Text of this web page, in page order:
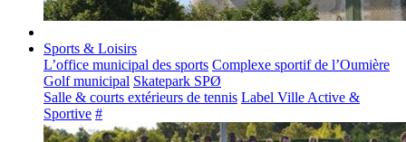
Sports & Loisirs
L’office municipal des sports Complexe sportif de l’Oumière
Golf municipal Skatepark SPØ
Salle & courts extérieurs de tennis Label Ville Active &
Sportive #